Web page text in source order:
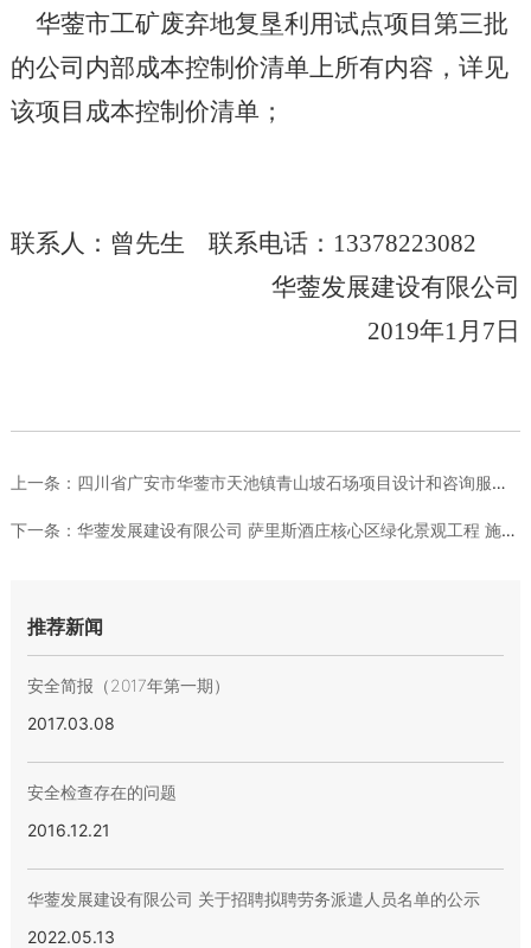
华蓥市工矿废弃地复垦利用试点项目第三批
的公司内部成本控制价清单上所有内容，详见
该项目成本控制价清单；
联系人：曾先生 联系电话：13378223082
华蓥发展建设有限公司
2019年1月7日
上一条： 四川省广安市华蓥市天池镇青山坡石场项目设计和咨询服务机构采购...
下一条： 华蓥发展建设有限公司 萨里斯酒庄核心区绿化景观工程 施工班组...
推荐新闻
安全简报（2017年第一期）
2017.03.08
安全检查存在的问题
2016.12.21
华蓥发展建设有限公司 关于招聘拟聘劳务派遣人员名单的公示
2022.05.13